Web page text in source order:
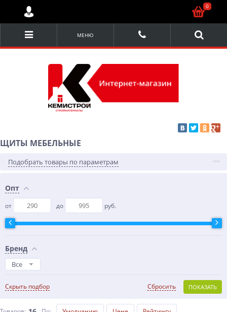
МЕНЮ
ЩИТЫ МЕБЕЛЬНЫЕ
Подобрать товары по параметрам
Опт
от до руб.
Бренд
Все
Скрыть подбор ПОКАЗАТЬ
Сбросить
0